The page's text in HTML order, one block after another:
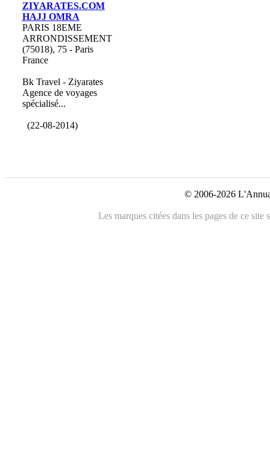
ZIYARATES.COM
HAJJ OMRA
PARIS 18EME
ARRONDISSEMENT
(75018), 75 - Paris
France
Bk Travel - Ziyarates
Agence de voyages
spécialisé...
(22-08-2014)
© 2006-2026
Les marques citées dans les pages de ce